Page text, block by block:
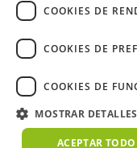
2026
COOKIES DE
COOKIES DE
COOKIES DE
MOSTRAR DETALLES
ACEPTAR TODO